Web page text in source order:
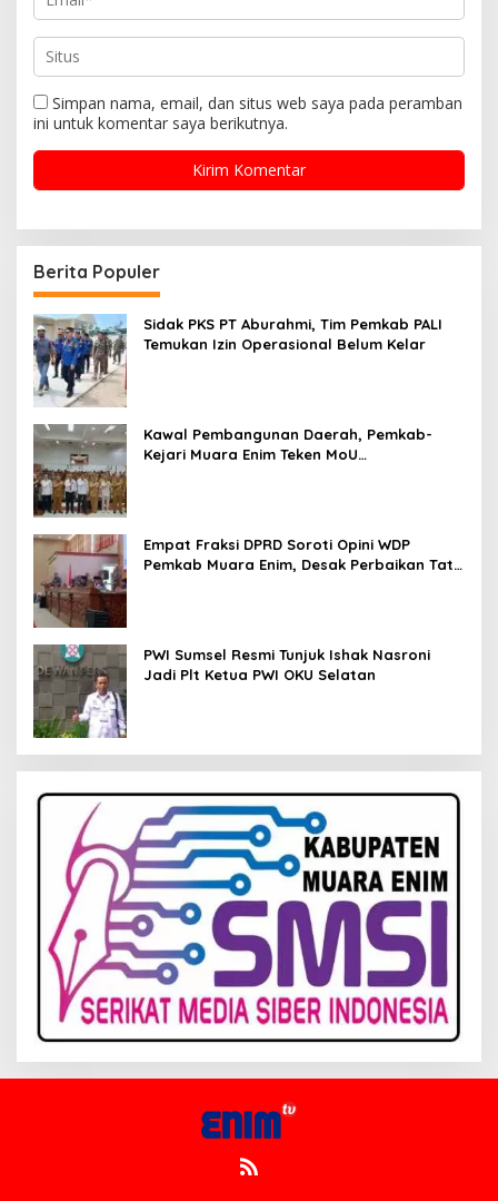
Simpan nama, email, dan situs web saya pada peramban
ini untuk komentar saya berikutnya.
Berita Populer
Sidak PKS PT Aburahmi, Tim Pemkab PALI
Temukan Izin Operasional Belum Kelar
Kawal Pembangunan Daerah, Pemkab-
Kejari Muara Enim Teken MoU
Empat Fraksi DPRD Soroti Opini WDP
Pemkab Muara Enim, Desak Perbaikan Tata
PWI Sumsel Resmi Tunjuk Ishak Nasroni
Jadi Plt Ketua PWI OKU Selatan